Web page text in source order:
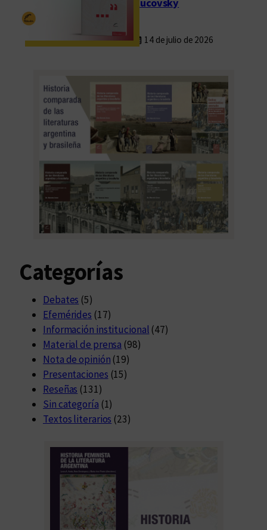
Rucovsky
14 de julio de 2026
Categorías
Debates (5)
Efemérides (17)
Información institucional (47)
Material de prensa (98)
Nota de opinión (19)
Presentaciones (15)
Reseñas (131)
Sin categoría (1)
Textos literarios (23)